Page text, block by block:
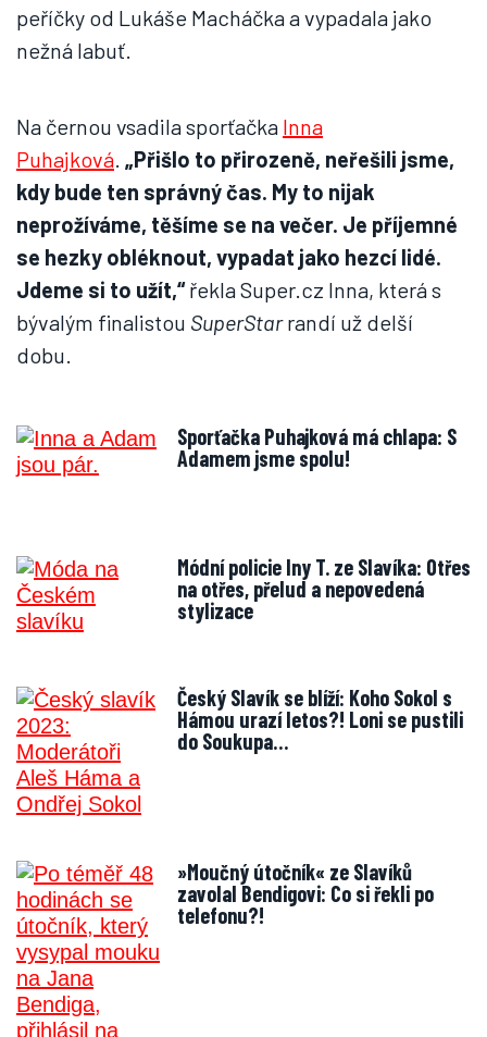
peříčky od Lukáše Macháčka a vypadala jako
nežná labuť.
Na černou vsadila sporťačka Inna
Puhajková. „Přišlo to přirozeně, neřešili jsme,
kdy bude ten správný čas. My to nijak
neprožíváme, těšíme se na večer. Je příjemné
se hezky obléknout, vypadat jako hezcí lidé.
Jdeme si to užít,“řekla Super.cz Inna, která s
bývalým finalistou SuperStarrandí už delší
dobu.
Sporťačka Puhajková má chlapa: S
Adamem jsme spolu!
Módní policie Iny T. ze Slavíka: Otřes
na otřes, přelud a nepovedená
stylizace
Český Slavík se blíží: Koho Sokol s
Hámou urazí letos?! Loni se pustili
do Soukupa…
»Moučný útočník« ze Slavíků
zavolal Bendigovi: Co si řekli po
telefonu?!